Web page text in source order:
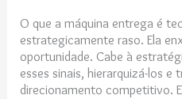
O que a máquina entrega é
estrategicamente raso. Ela
oportunidade. Cabe à
esses sinais, hierarquizá-los e
direcionamento competitivo.